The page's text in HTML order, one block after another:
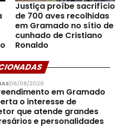
Justiça proíbe sacrifício
de 700 aves recolhidas
em Gramado no sítio de
cunhado de Cristiano
Ronaldo
06/08/2026
em Gramado
o interesse de
que atende grandes
e personalidades